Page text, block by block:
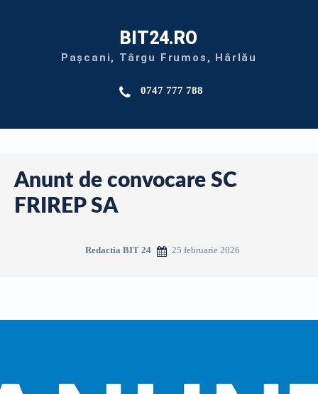
BIT24.RO
Pașcani, Târgu Frumos, Hârlău
0747 777 788
Anunt de convocare SC
FRIREP SA
Redactia BIT 24 25 februarie 2026